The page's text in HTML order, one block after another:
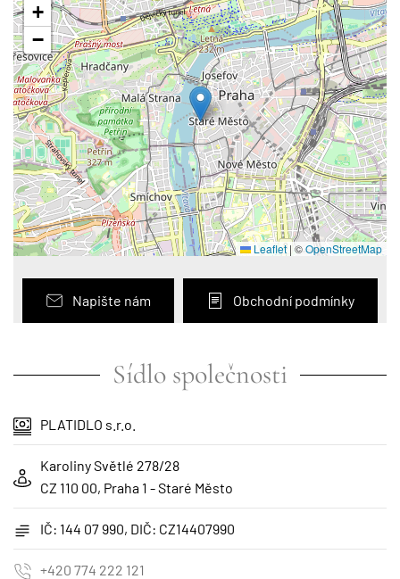
+
−
Leaflet |©OpenStreetMap
Napište nám Obchodní podmínky
Sídlo společnosti
PLATIDLO s.r.o.
Karoliny Světlé 278/28
CZ 110 00, Praha 1 - Staré Město
IČ: 144 07 990, DIČ: CZ14407990
+420 774 222 121